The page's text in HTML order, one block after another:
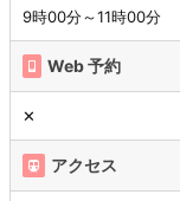
9時00分～11時00分
Web 予約
✕
アクセス